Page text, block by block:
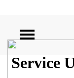
ZOEKEN